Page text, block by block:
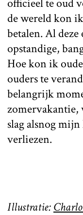
de wereld kon
betalen. Al
opstandige,
Hoe kon ik
ouders te
belangrijk
zomervakantie,
slag alsnog
verliezen.
Illustratie: